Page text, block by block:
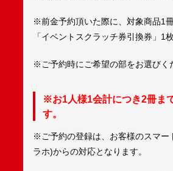
※前金予約頂いた際に、対象商品1
「イベントスクラッチ券引換券」1
※ご予約時にご希望の部をお選びく
※お1人様1会計につき2冊ま
す。
※ご予約の登録は、お客様のスマー
ラホ)からの対応となります。